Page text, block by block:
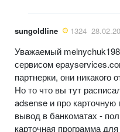
sungoldline 1324
Уважаемый
сервисом
партнерки, они никакого
Но то что вы тут
adsense и про карточную
вывод в банкоматах -
карточная программа